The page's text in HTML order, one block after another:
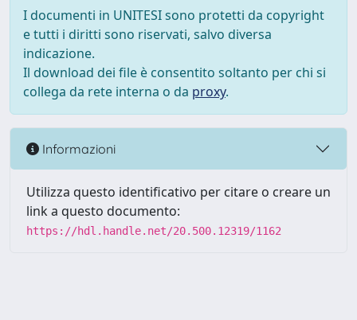
I documenti in UNITESI sono protetti da copyright
e tutti i diritti sono riservati, salvo diversa
indicazione.
Il download dei file è consentito soltanto per chi si
collega da rete interna o da proxy.
Informazioni
Utilizza questo identificativo per citare o creare un
link a questo documento:
https://hdl.handle.net/20.500.12319/1162